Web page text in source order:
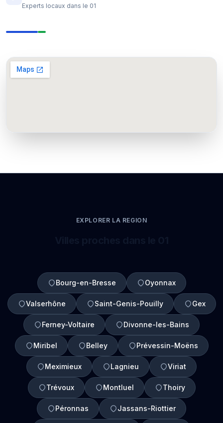
Experts locaux dans le 01
EXPLORER LA REGION
Bourg-en-Bresse Oyonnax
Valserhône Saint-Genis-Pouilly Gex
Ferney-Voltaire Divonne-les-Bains
Miribel Belley Prévessin-Moëns
Meximieux Lagnieu Viriat
Trévoux Montluel Thoiry
Péronnas Jassans-Riottier